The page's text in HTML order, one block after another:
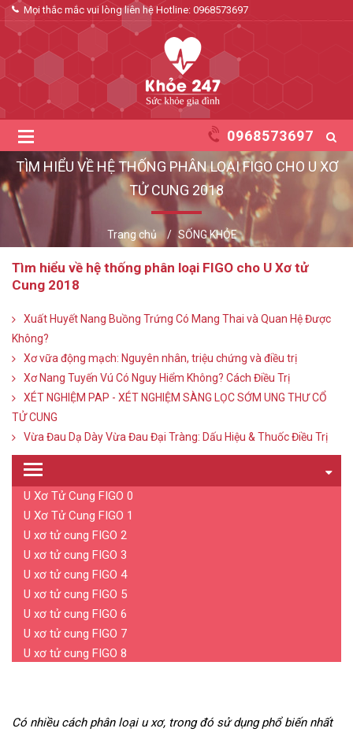
Mọi thắc mắc vui lòng liên hệ Hotline: 0968573697
0968573697
TÌM HIỂU VỀ HỆ THỐNG PHÂN LOẠI FIGO CHO U XƠ
TỬ CUNG 2018
Trang chủ SỐNG KHỎE
Tìm hiểu về hệ thống phân loại FIGO cho U Xơ tử
Cung 2018
Xuất Huyết Nang Buồng Trứng Có Mang Thai và Quan Hệ Được
Không?
Xơ vữa động mạch: Nguyên nhân, triệu chứng và điều trị
Xơ Nang Tuyến Vú Có Nguy Hiểm Không? Cách Điều Trị
XÉT NGHIỆM PAP - XÉT NGHIỆM SÀNG LỌC SỚM UNG THƯ CỔ
TỬ CUNG
Vừa Đau Dạ Dày Vừa Đau Đại Tràng: Dấu Hiệu & Thuốc Điều Trị
U Xơ Tử Cung FIGO 0
U Xơ Tử Cung FIGO 1
U xơ tử cung FIGO 2
U xơ tử cung FIGO 3
U xơ tử cung FIGO 4
U xơ tử cung FIGO 5
U xơ tử cung FIGO 6
U xơ tử cung FIGO 7
U xơ tử cung FIGO 8
Có nhiều cách phân loại u xơ, trong đó sử dụng phổ biến nhất